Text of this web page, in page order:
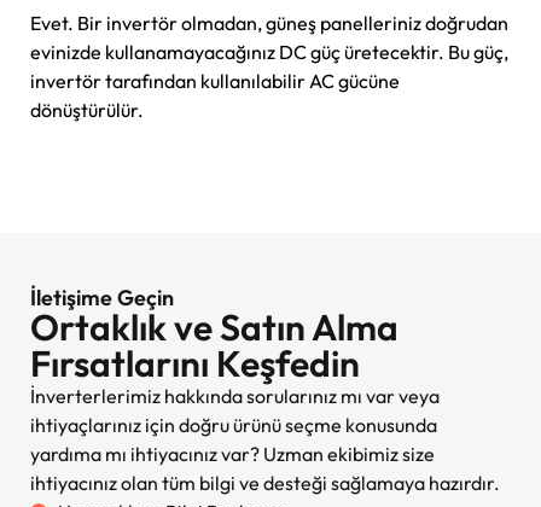
Evet. Bir invertör olmadan, güneş panelleriniz doğrudan
evinizde kullanamayacağınız DC güç üretecektir. Bu güç,
invertör tarafından kullanılabilir AC gücüne
dönüştürülür.
İletişime Geçin
Ortaklık ve Satın Alma
Fırsatlarını Keşfedin
İnverterlerimiz hakkında sorularınız mı var veya
ihtiyaçlarınız için doğru ürünü seçme konusunda
yardıma mı ihtiyacınız var? Uzman ekibimiz size
ihtiyacınız olan tüm bilgi ve desteği sağlamaya hazırdır.